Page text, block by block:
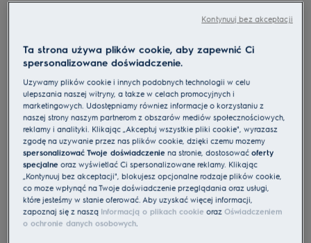
Piekarnik SenseCook 700 kataliza
0 (0)
Karta informacyjna UE
Cechy
Piekarnik seria 700 SenseCook® z termosondą monitoruje temperaturę
w środku potraw.
Cudownie chrupiące i soczyste potrawy z Termosondą
Wyświetlacz LCD z piktogramami
Instrukcje bezpieczeństwa i ostrzeżenia dotyczące
Ta strona używa plików cookie, aby zapewnić Ci
spersonalizowane doświadczenie.
Używamy plików cookie i innych podobnych technologii w celu
ulepszania naszej witryny, a także w celach promocyjnych i
marketingowych. Udostępniamy również informacje o korzystaniu z
naszej strony naszym partnerom z obszarów mediów społecznościowych,
reklamy i analityki. Klikając „Akceptuj wszystkie pliki cookie", wyrażasz
zgodę na używanie przez nas plików cookie, dzięki czemu możemy
spersonalizować Twoje doświadczenie na stronie, dostosowaćoferty
specjalne oraz wyświetlać Ci spersonalizowane reklamy. Klikając
„Kontynuuj bez akceptacji", blokujesz opcjonalne rodzaje plików cookie,
co może wpłynąć na Twoje doświadczenie przeglądania oraz usługi,
które jesteśmy w stanie oferować. Aby uzyskać więcej informacji,
zapoznaj się z naszą Informacją o plikach cookie orazOświadczeniem
o ochronie danych osobowych.
Kontynuuj bez akceptacji